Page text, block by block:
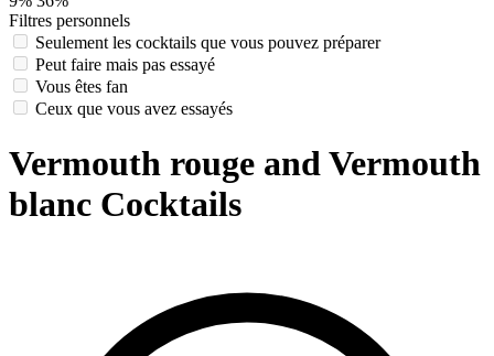
Filtres personnels
Seulement les cocktails que vous pouvez préparer
Peut faire mais pas essayé
Vous êtes fan
Ceux que vous avez essayés
Vermouth rouge and Vermouth
blanc Cocktails